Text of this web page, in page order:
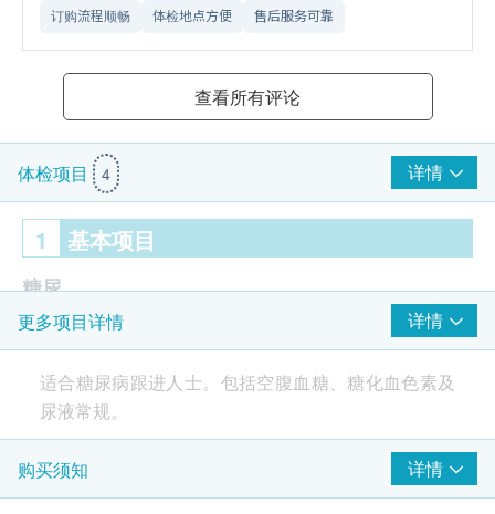
订购流程顺畅 体检地点方便 售后服务可靠​
查看所有评论
体检项目 4 详情
1 基本项目
糖尿
糖化血色素
泌尿情况
报告
更多项目详情 详情
适合糖尿病跟进人士。包括空腹血糖、糖化血色素及
尿液常规。
包括空腹血糖、糖化血色素及尿液常规。
购买须知 详情